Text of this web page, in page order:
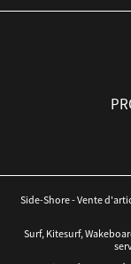
Side-Shore - Vente
Surf, Kitesurf,